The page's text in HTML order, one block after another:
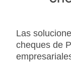
Las
cheques de